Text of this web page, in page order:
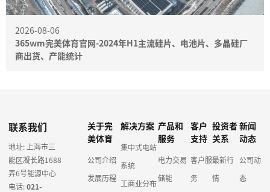
2026-08-06
365wm完美体育官网-2024年H1主流硅片、电池片、多晶硅厂
商出货、产能统计
联系我们
地址: 上海市三
能区凝长路1688
弄6号能源中心
电话:021-
关于完
美体育
公司介绍
发展历程
解决方案
集中式电站
系统
工商业分布
产品和
服务
电力交易
储能
客户
支持
客户服
务
投资者
关系
最新行
情
新闻
动态
公司动
态